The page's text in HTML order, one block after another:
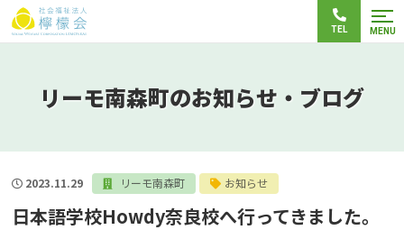
TEL MENU
リーモ南森町のお知らせ・ブログ
2023.11.29 リーモ南森町 お知らせ
日本語学校Howdy奈良校へ行ってきました。